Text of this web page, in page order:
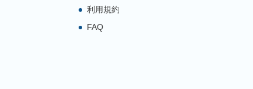
利用規約
FAQ